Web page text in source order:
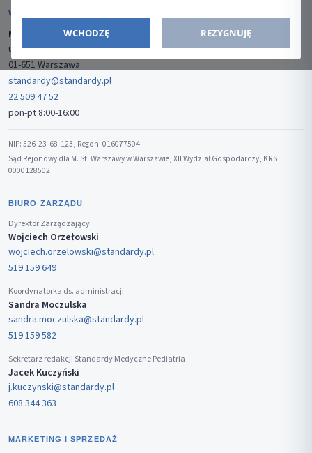
WCHODZĘ REZYGNUJĘ
WYDAWCA
Media-Press Sp. z o.o.
ul. Gwiaździsta 7B/8
01-651 Warszawa
standardy@standardy.pl
22 509 47 52
pon-pt 8:00-16:00
NIP: 526-23-68-123, Regon: 016077504
Sąd Rejonowy dla M. St. Warszawy w Warszawie, XII Wydział Gospodarczy, KRS
0000128502
BIURO ZARZĄDU
Dyrektor Zarządzający
Wojciech Orzełowski
wojciech.orzelowski@standardy.pl
519 159 649
Koordynatorka ds. administracji
Sandra Moczulska
sandra.moczulska@standardy.pl
519 159 582
Sekretarz redakcji Standardy Medyczne Pediatria
Jacek Kuczyński
j.kuczynski@standardy.pl
608 344 363
MARKETING I SPRZEDAŻ